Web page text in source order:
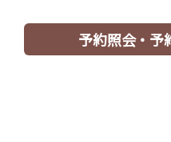
予約照会・予